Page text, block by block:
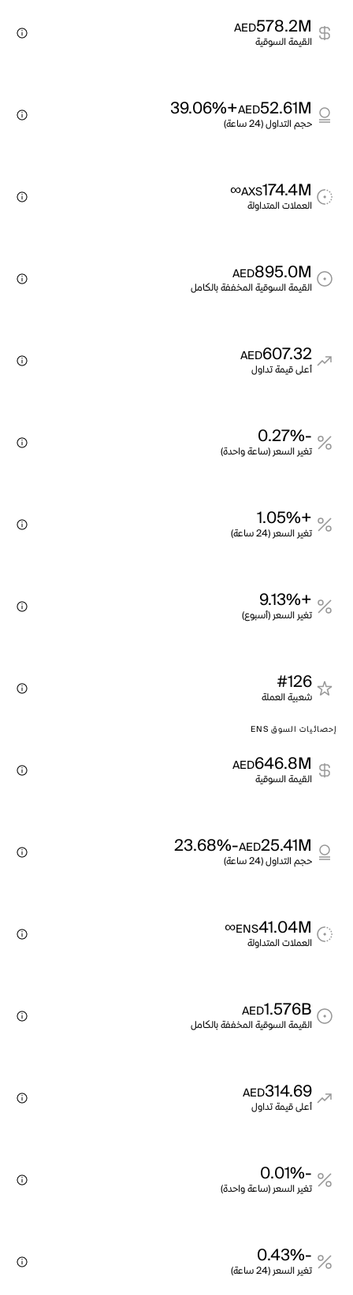
578.2M
AED
القيمة السوقية
52.61M
AED
+39.06%
حجم التداول (24 ساعة)
174.4M
AXS
∞
العملات المتداولة
895.0M
AED
القيمة السوقية المخففة بالكامل
607.32
AED
أعلى قيمة تداول
-0.27%
تغير السعر (ساعة واحدة)
+1.05%
تغير السعر (24 ساعة)
+9.13%
تغير السعر (أسبوع)
#126
شعبية العملة
إحصائيات السوق ENS
646.8M
AED
القيمة السوقية
25.41M
AED
-23.68%
حجم التداول (24 ساعة)
41.04M
ENS
∞
العملات المتداولة
1.576B
AED
القيمة السوقية المخففة بالكامل
314.69
AED
أعلى قيمة تداول
-0.01%
تغير السعر (ساعة واحدة)
-0.43%
تغير السعر (24 ساعة)